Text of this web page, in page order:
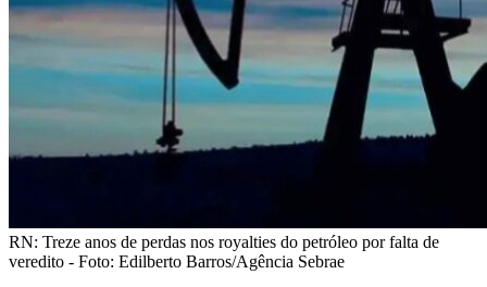
RN: Treze anos de perdas nos royalties do petróleo por falta de
veredito - Foto: Edilberto Barros/Agência Sebrae